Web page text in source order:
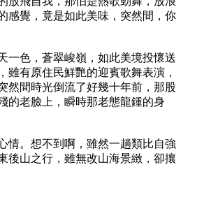
感覺，竟是如此美味，突然間，你
色，蒼翠峻嶺，如此美境投懷送
有原住民鮮艷的迎賓歌舞表演，
然間時光倒流了好幾十年前，那股
的老臉上，瞬時那老態龍鍾的身
。想不到啊，雖然一趟類比自強
後山之行，雖無改山海景緻，卻攘